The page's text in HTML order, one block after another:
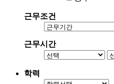
근무조건
근무시간
학력